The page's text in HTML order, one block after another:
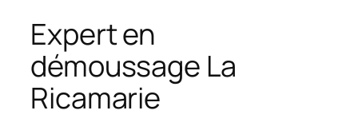
Expert en
démoussage La
Ricamarie